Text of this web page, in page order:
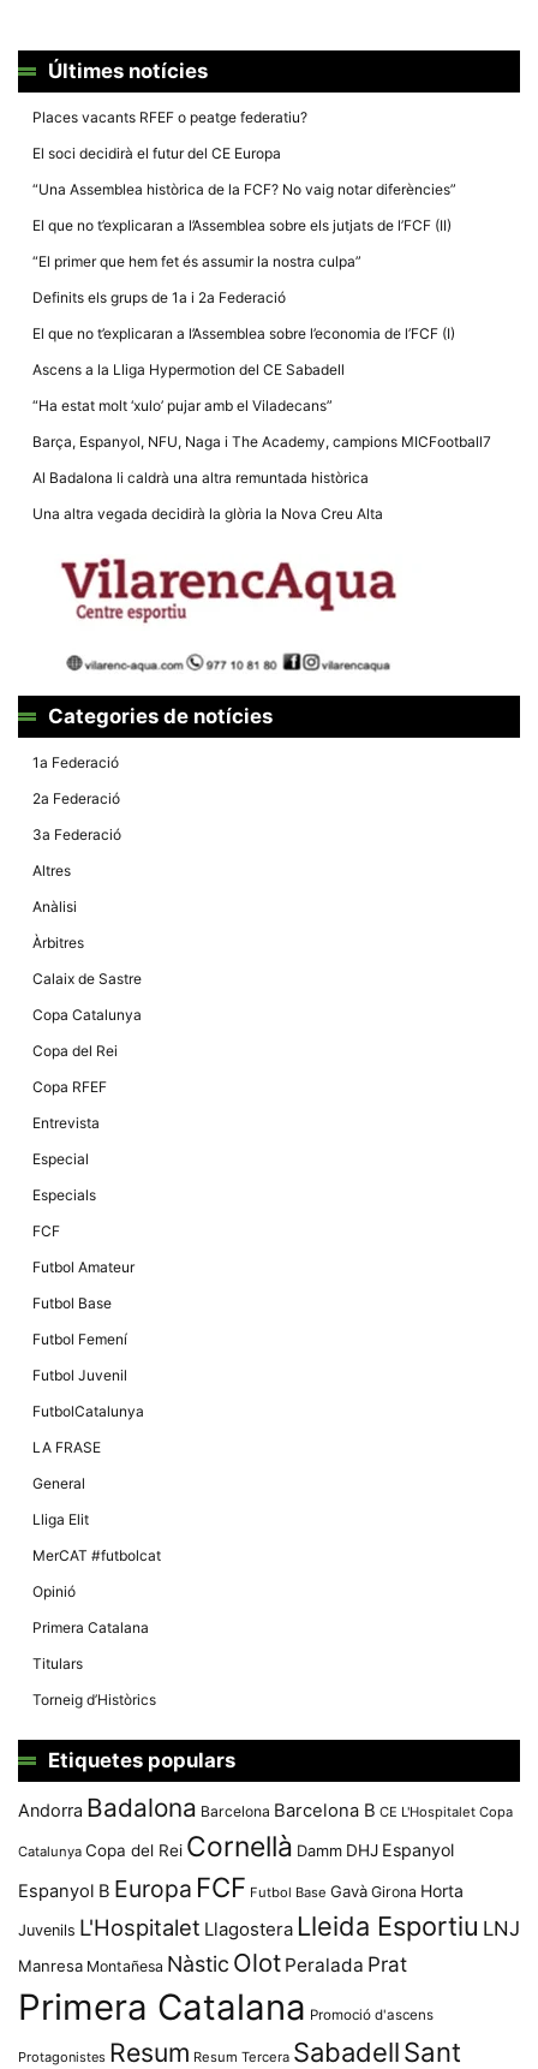
Últimes notícies
Places vacants RFEF o peatge federatiu?
El soci decidirà el futur del CE Europa
“Una Assemblea històrica de la FCF? No vaig notar diferències”
El que no t’explicaran a l’Assemblea sobre els jutjats de l’FCF (II)
“El primer que hem fet és assumir la nostra culpa”
Definits els grups de 1a i 2a Federació
El que no t’explicaran a l’Assemblea sobre l’economia de l’FCF (I)
Ascens a la Lliga Hypermotion del CE Sabadell
“Ha estat molt ‘xulo’ pujar amb el Viladecans”
Barça, Espanyol, NFU, Naga i The Academy, campions MICFootball7
Al Badalona li caldrà una altra remuntada històrica
Una altra vegada decidirà la glòria la Nova Creu Alta
Categories de notícies
1a Federació
2a Federació
3a Federació
Altres
Anàlisi
Àrbitres
Calaix de Sastre
Copa Catalunya
Copa del Rei
Copa RFEF
Entrevista
Especial
Especials
FCF
Futbol Amateur
Futbol Base
Futbol Femení
Futbol Juvenil
FutbolCatalunya
LA FRASE
General
Lliga Elit
MerCAT #futbolcat
Opinió
Primera Catalana
Titulars
Torneig d’Històrics
Etiquetes populars
Andorra Badalona Barcelona Barcelona B CE L'Hospitalet Copa
Catalunya Copa del Rei Cornellà Damm DHJ Espanyol
Espanyol B Europa FCF Futbol Base Gavà Girona Horta
Juvenils L'Hospitalet Llagostera Lleida Esportiu LNJ
Manresa Montañesa Nàstic Olot Peralada Prat
Primera Catalana Promoció d'ascens
Protagonistes Resum Resum Tercera SabadellSant